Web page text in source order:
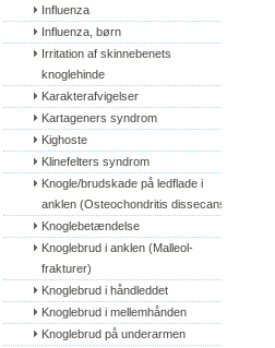
Influenza
Influenza, børn
Irritation af skinnebenets
knoglehinde
Karakterafvigelser
Kartageners syndrom
Kighoste
Klinefelters syndrom
Knogle/brudskade på ledflade i
anklen (Osteochondritis dissecans)
Knoglebetændelse
Knoglebrud i anklen (Malleol-
frakturer)
Knoglebrud i håndleddet
Knoglebrud i mellemhånden
Knoglebrud på underarmen